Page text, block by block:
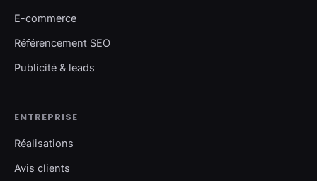
E-commerce
Référencement SEO
Publicité & leads
ENTREPRISE
Réalisations
Avis clients